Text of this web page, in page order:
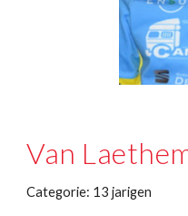
Van
Categorie: 13 jarigen